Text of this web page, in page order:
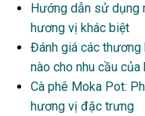
Hướng dẫn sử dụng
hương vị khác biệt
Đánh giá các thương
nào cho nhu cầu của
Cà phê Moka Pot:
hương vị đặc trưng